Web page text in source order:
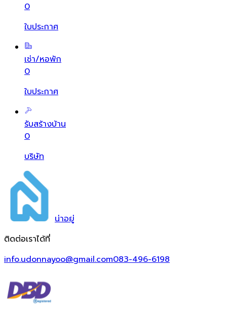
0
ใบประกาศ
เช่า/หอพัก
0
ใบประกาศ
รับสร้างบ้าน
0
บริษัท
น่าอยู่
ติดต่อเราได้ที่
info.udonnayoo@gmail.com083-496-6198